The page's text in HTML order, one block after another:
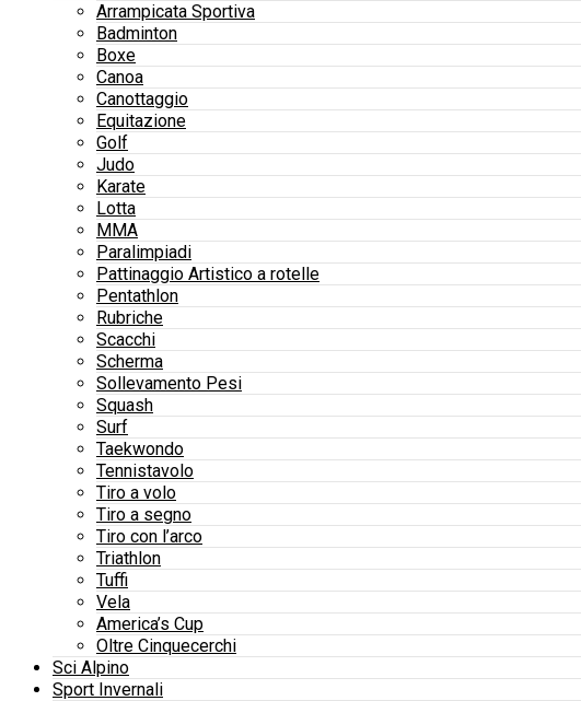
Arrampicata Sportiva
Badminton
Boxe
Canoa
Canottaggio
Equitazione
Golf
Judo
Karate
Lotta
MMA
Paralimpiadi
Pattinaggio Artistico a rotelle
Pentathlon
Rubriche
Scacchi
Scherma
Sollevamento Pesi
Squash
Surf
Taekwondo
Tennistavolo
Tiro a volo
Tiro a segno
Tiro con l’arco
Triathlon
Tuffi
Vela
America’s Cup
Oltre Cinquecerchi
Sci Alpino
Sport Invernali